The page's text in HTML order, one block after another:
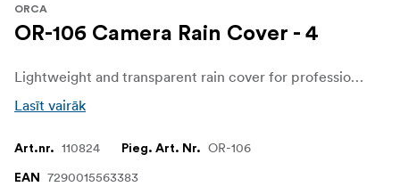
ORCA
OR-106 Camera Rain Cover - 4
Lightweight and transparent rain cover for professional camcorders
Lasīt vairāk
Art.nr. 110824 Pieg. Art. Nr. OR-106
EAN 7290015563383